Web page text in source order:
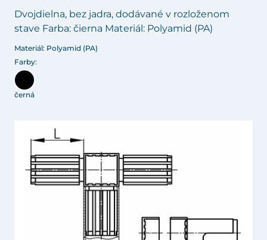
Dvojdielna, bez jadra, dodávané v rozloženom
stave Farba: čierna Materiál: Polyamid (PA)
Materiál: Polyamid (PA)
Farby:
černá